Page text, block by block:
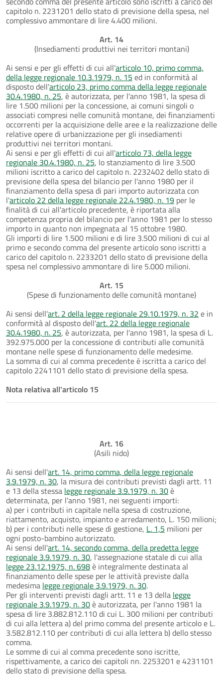
capitolo n. 2231201 dello stato di previsione della spesa, nel
complessivo ammontare di lire 4.400 milioni.
Art. 14
(Insediamenti produttivi nei territori montani)
Ai sensi e per gli effetti di cui all'articolo 10, primo comma,
della legge regionale 10.3.1979, n. 15 ed in conformità al
disposto dell'articolo 23, primo comma della legge regionale
30.4.1980, n. 25, è autorizzata, per l'anno 1981, la spesa di
lire 1.500 milioni per la concessione, ai comuni singoli o
associati compresi nelle comunità montane, dei finanziamenti
occorrenti per la acquisizione delle aree e la realizzazione delle
relative opere di urbanizzazione per gli insediamenti
produttivi nei territori montani.
Ai sensi e per gli effetti di cui all'articolo 73, della legge
regionale 30.4.1980, n. 25, lo stanziamento di lire 3.500
milioni iscritto a carico del capitolo n. 2232402 dello stato di
previsione della spesa del bilancio per l'anno 1980 per il
finanziamento della spesa di pari importo autorizzata con
l'articolo 22 della legge regionale 22.4.1980, n. 19 per le
finalità di cui all'articolo precedente, è riportata alla
competenza propria del bilancio per l'anno 1981 per lo stesso
importo in quanto non impegnata al 15 ottobre 1980.
Gli importi di lire 1.500 milioni e di lire 3.500 milioni di cui al
primo e secondo comma del presente articolo sono iscritti a
carico del capitolo n. 2233201 dello stato di previsione della
spesa nel complessivo ammontare di lire 5.000 milioni.
Art. 15
(Spese di funzionamento delle comunità montane)
Ai sensi dell'art. 2 della legge regionale 29.10.1979, n. 32 e in
conformità al disposto dell'art. 22 della legge regionale
30.4.1980, n. 25, è autorizzata, per l'anno 1981, la spesa di L.
392.975.000 per la concessione di contributi alle comunità
montane nelle spese di funzionamento delle medesime.
La somma di cui al comma precedente è iscritta a carico del
capitolo 2241101 dello stato di previsione della spesa.
Nota relativa all'articolo 15
Art. 16
(Asili nido)
Ai sensi dell'art. 14, primo comma, della legge regionale
3.9.1979, n. 30, la misura dei contributi previsti dagli artt. 11
e 13 della stessa legge regionale 3.9.1979, n. 30è
determinata, per l'anno 1981, nei seguenti importi:
a) per i contributi in capitale nella spesa di costruzione,
riattamento, acquisto, impianto e arredamento, L. 150 milioni;
b) per i contributi nelle spese di gestione, L. 1,5 milioni per
ogni posto-bambino autorizzato.
Ai sensi dell'art. 14, secondo comma, della predetta legge
regionale 3.9.1979, n. 30, l'assegnazione statale di cui alla
legge 23.12.1975, n. 698è integralmente destinata al
finanziamento delle spese per le attività previste dalla
medesima legge regionale 3.9.1979, n. 30.
Per gli interventi previsti dagli artt. 11 e 13 della legge
regionale 3.9.1979, n. 30è autorizzata, per l'anno 1981 la
spesa di lire 3.882.812.110 di cui L. 300 milioni per contributi
di cui alla lettera a) del primo comma del presente articolo e L.
3.582.812.110 per contributi di cui alla lettera b) dello stesso
comma.
Le somme di cui al comma precedente sono iscritte,
rispettivamente, a carico dei capitoli nn. 2253201 e 4231101
dello stato di previsione della spesa.